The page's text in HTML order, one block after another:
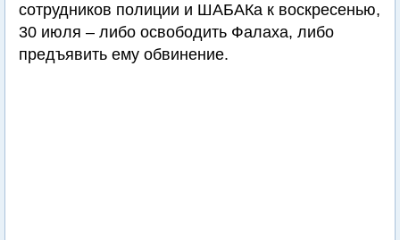
сотрудников полиции и ШАБАКа к воскресенью,
30 июля – либо освободить Фалаха, либо
предъявить ему обвинение.